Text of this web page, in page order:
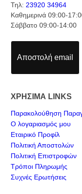
Τηλ: 23920 34964
Καθημερινά 09:00-
Σάββατο 09:00-14:00
Αποστολή email
ΧΡΗΣΙΜΑ LINKS
Παρακολούθηση
Ο λογαριασμός μου
Εταιρικό Προφίλ
Πολιτική Αποστολών
Πολιτική Επιστροφών
Τρόποι Πληρωμής
Συχνές Ερωτήσεις